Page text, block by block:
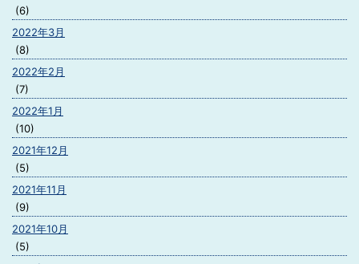
(6)
2022年3月
(8)
2022年2月
(7)
2022年1月
(10)
2021年12月
(5)
2021年11月
(9)
2021年10月
(5)